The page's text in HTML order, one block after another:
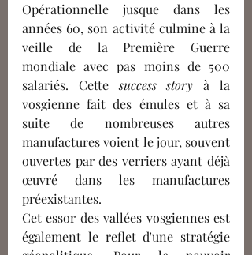
Opérationnelle jusque dans les
années 60, son activité culmine à la
veille de la Première Guerre
mondiale avec pas moins de 500
salariés. Cette success story
à la
vosgienne fait des émules et à sa
suite de nombreuses autres
manufactures voient le jour, souvent
ouvertes par des verriers ayant déjà
œuvré dans les manufactures
préexistantes.
Cet essor des vallées vosgiennes est
également le reflet d'une stratégie